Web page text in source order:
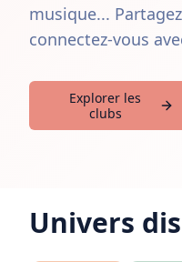
musique...
connectez-vous
Explorer les
clubs
Univers